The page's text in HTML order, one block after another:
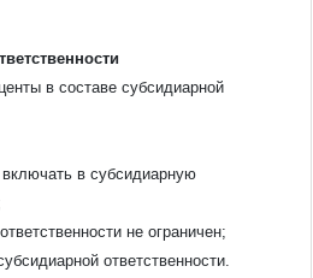
в составе субсидиарной
в субсидиарную
не ограничен;
ответственности.